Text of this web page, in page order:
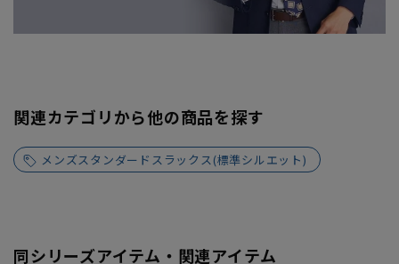
関連カテゴリから他の商品を探す
メンズスタンダードスラックス(標準シルエット)
同シリーズアイテム・関連アイテム